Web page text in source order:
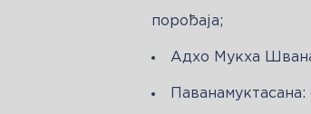
порођаја;
Адхо Мукха